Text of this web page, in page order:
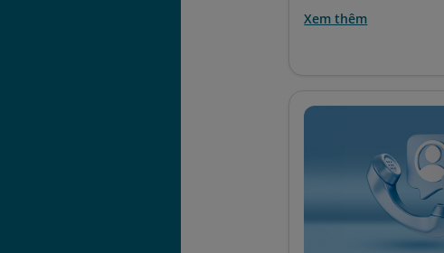
Xem thêm